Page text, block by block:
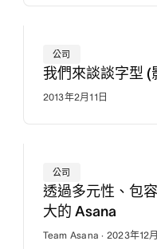
公司
我們來談談字型 (
2013年2月11日
公司
透過多元性、包
大的 Asana
Team Asana · 2023年12